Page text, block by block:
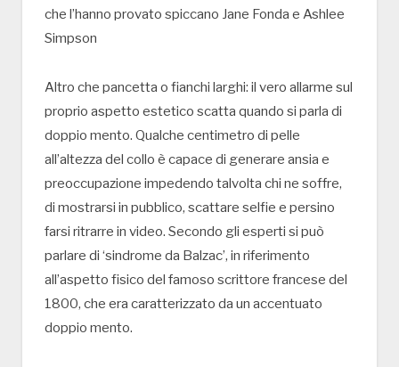
che l’hanno provato spiccano Jane Fonda e Ashlee
Simpson
Altro che pancetta o fianchi larghi: il vero allarme sul
proprio aspetto estetico scatta quando si parla di
doppio mento. Qualche centimetro di pelle
all’altezza del collo è capace di generare ansia e
preoccupazione impedendo talvolta chi ne soffre,
di mostrarsi in pubblico, scattare selfie e persino
farsi ritrarre in video. Secondo gli esperti si può
parlare di ‘sindrome da Balzac’, in riferimento
all’aspetto fisico del famoso scrittore francese del
1800, che era caratterizzato da un accentuato
doppio mento.